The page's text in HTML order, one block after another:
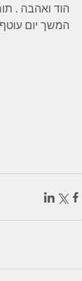
הוד ואהבה .
המשך יום עוטף